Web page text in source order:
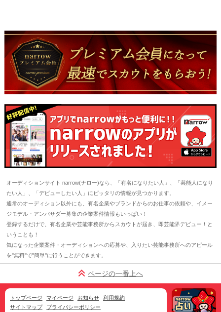
オーディションサイト narrow(ナロー)なら、「有名になりたい人」、「芸能人になり
たい人」、「デビューしたい人」にピッタリの情報が見つかります。
通常のオーディション以外にも、有名企業やブランドからのお仕事の依頼や、イメー
ジモデル・アンバサダー募集の企業案件情報もいっぱい！
登録するだけで、有名企業や芸能事務所からスカウトが届き、即芸能界デビュー！と
いうことも！
気になった企業案件・オーディションへの応募や、入りたい芸能事務所へのアピール
を"無料"で"簡単"に行うことができます。
ページの一番上へ
トップページ マイページ お知らせ
利用規約
サイトマップ
プライバシーポリシー